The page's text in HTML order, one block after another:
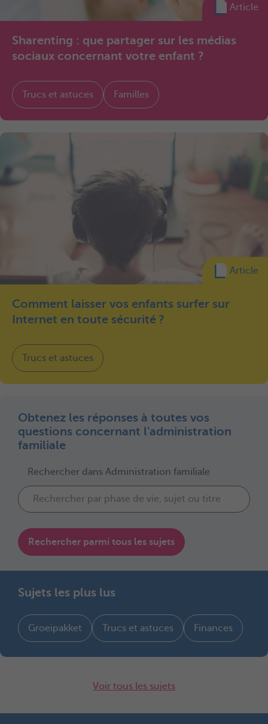
Article
Sharenting : que partager sur les médias
sociaux concernant votre enfant ?
Trucs et astuces Familles
Article
Comment laisser vos enfants surfer sur
Internet en toute sécurité ?
Trucs et astuces
Obtenez les réponses à toutes vos
questions concernant l'administration
familiale
Rechercher dans Administration familiale
Rechercher parmi tous les sujets
Sujets les plus lus
Groeipakket Trucs et astuces Finances
Voir tous les sujets